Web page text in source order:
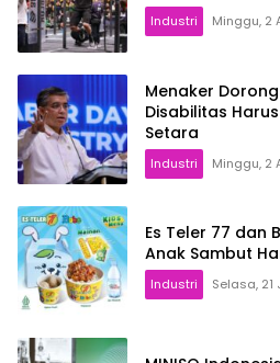
Industri Minggu, 2
Menaker
Disabilitas
Setara
Industri Minggu, 2
Es Teler 77 dan
Anak Sambut
Industri Selasa, 21